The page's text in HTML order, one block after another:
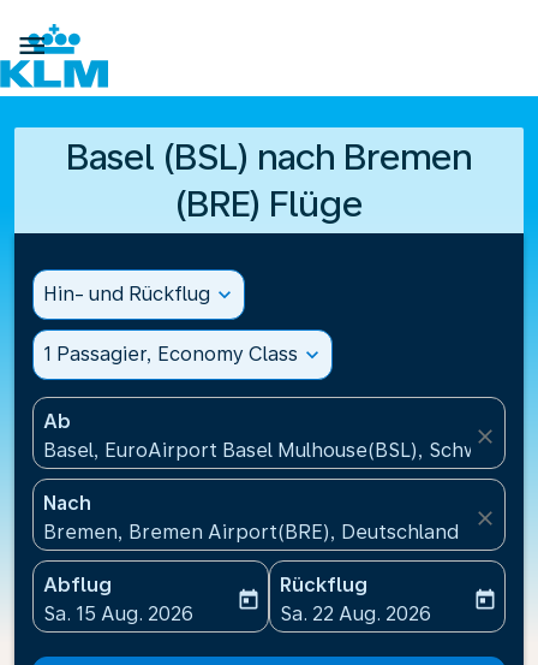

Basel (BSL) nach Bremen
(BRE) Flüge
Hin- und Rückflug expand_more
1 Passagier, Economy Class expand_more
Ab
Basel, EuroAirport Basel Mulhouse(BSL), Schweiz
close
Nach
Bremen, Bremen Airport(BRE), Deutschland
close
Abflug
fc-booking-departure-date-aria-label
Sa. 15 Aug. 2026
today
Rückflug
fc-booking-return-date-
Sa. 22 Aug. 2026
today